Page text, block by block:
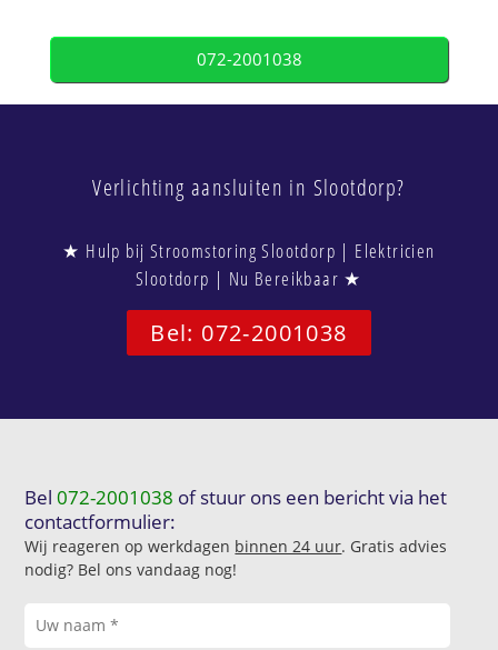
072-2001038
Verlichting aansluiten in Slootdorp?
★ Hulp bij Stroomstoring Slootdorp | Elektricien
Slootdorp | Nu Bereikbaar ★
Bel: 072-2001038
Bel072-2001038 of stuur ons een bericht via het
contactformulier:
Wij reageren op werkdagen binnen 24 uur. Gratis advies
nodig? Bel ons vandaag nog!